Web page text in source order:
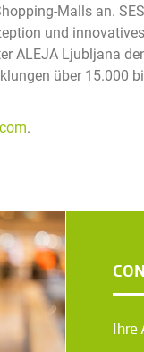
Malls an.
und
ALEJA Ljubljana
über 15.000
.
Ihre